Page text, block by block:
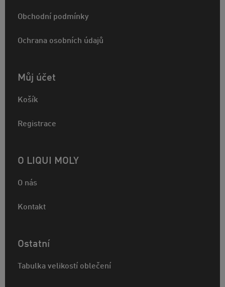
Obchodní podmínky
Ochrana osobních údajů
Můj účet
Košík
Registrace
O LIQUI MOLY
O nás
Kontakt
Ostatní
Tabulka velikostí oblečení